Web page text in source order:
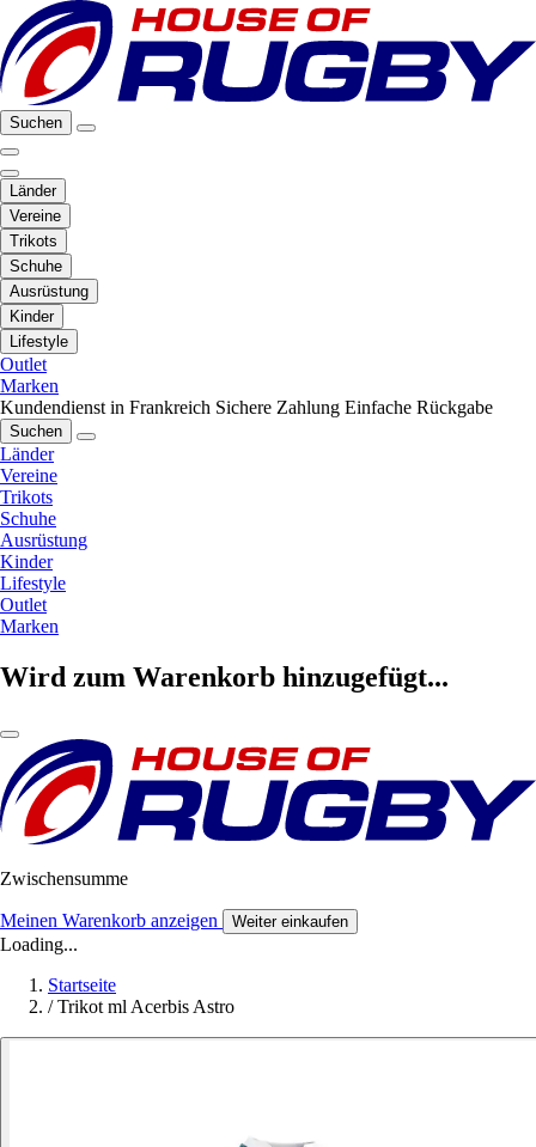
Suchen
Länder
Vereine
Trikots
Schuhe
Ausrüstung
Kinder
Lifestyle
Outlet
Marken
Kundendienst in Frankreich Sichere Zahlung Einfache Rückgabe
Suchen
Länder
Vereine
Trikots
Schuhe
Ausrüstung
Kinder
Lifestyle
Outlet
Marken
Wird zum Warenkorb hinzugefügt...
Zwischensumme
Meinen Warenkorb anzeigen Weiter einkaufen
Loading...
Startseite
/ Trikot ml Acerbis Astro